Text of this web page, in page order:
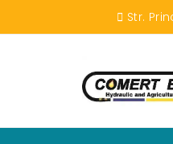
Str.